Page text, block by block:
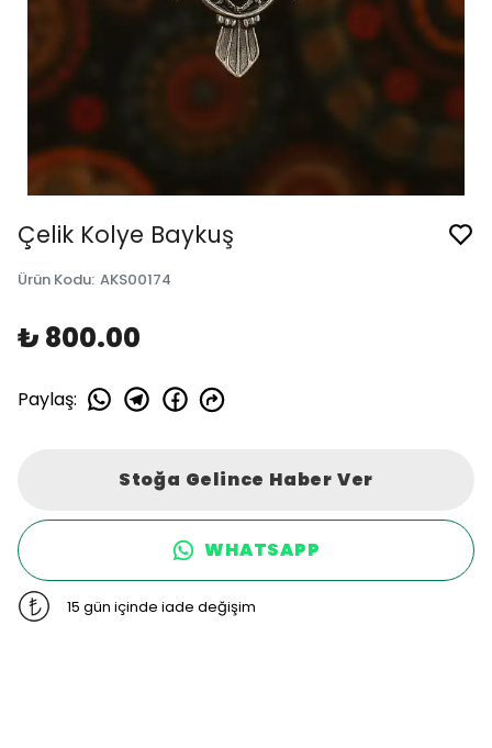
Çelik Kolye Baykuş
Ürün Kodu: AKS00174
₺ 800.00
Paylaş:
Stoğa Gelince Haber Ver
WHATSAPP
15 gün içinde iade değişim